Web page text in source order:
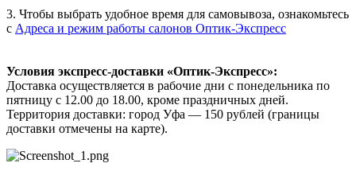
3. Чтобы выбрать удобное время для самовывоза, ознакомьтесь
с Адреса и режим работы салонов Оптик-Экспресс
Условия экспресс-доставки «Оптик-Экспресс»:
Доставка осуществляется в рабочие дни с понедельника по
пятницу с 12.00 до 18.00, кроме праздничных дней.
Территория доставки: город Уфа — 150 рублей (границы
доставки отмечены на карте).